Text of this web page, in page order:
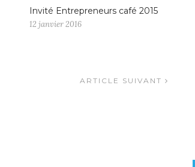
Invité Entrepreneurs café 2015
12 janvier 2016
ARTICLE SUIVANT